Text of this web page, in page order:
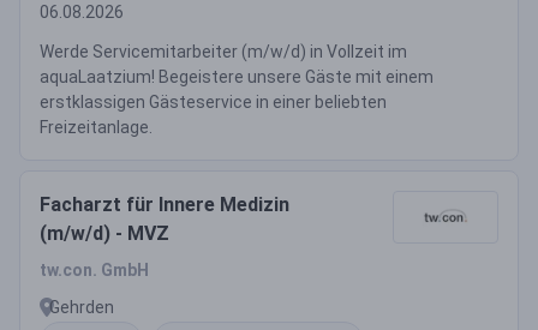
06.08.2026
Werde Servicemitarbeiter (m/w/d) in Vollzeit im
aquaLaatzium! Begeistere unsere Gäste mit einem
erstklassigen Gästeservice in einer beliebten
Freizeitanlage.
Facharzt für Innere Medizin
(m/w/d) - MVZ
tw.con. GmbH
Gehrden